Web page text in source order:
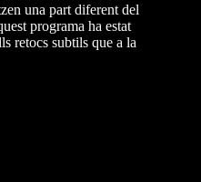
una part diferent del
programa ha estat
retocs subtils que a la